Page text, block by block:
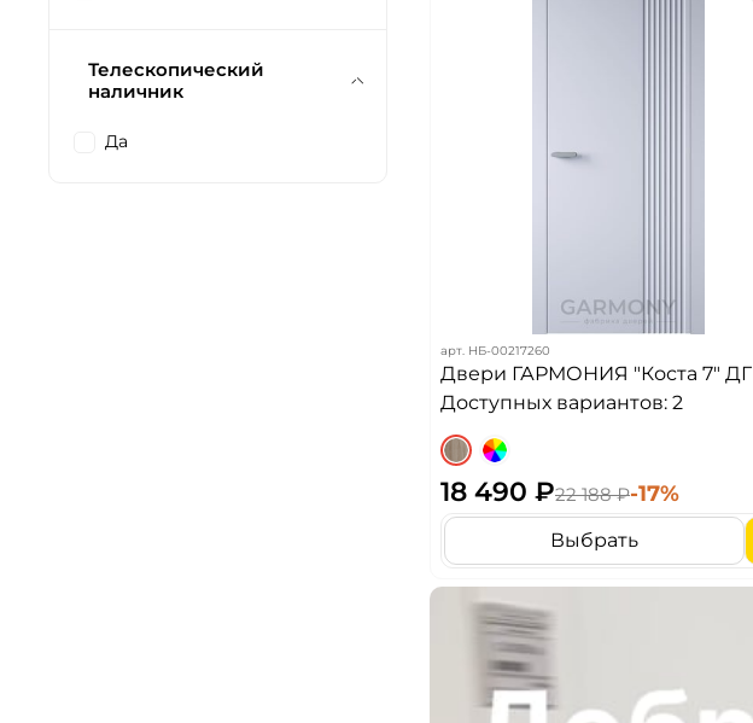
арт. НБ-00217260
Двери ГАРМОНИЯ "Коста 7" ДГ
Доступных вариантов: 2
18 490 ₽22 188 ₽-17%
Выбрать
Телескопический
наличник
Да